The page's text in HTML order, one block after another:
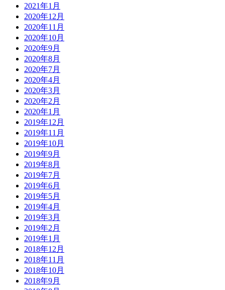
2021年1月
2020年12月
2020年11月
2020年10月
2020年9月
2020年8月
2020年7月
2020年4月
2020年3月
2020年2月
2020年1月
2019年12月
2019年11月
2019年10月
2019年9月
2019年8月
2019年7月
2019年6月
2019年5月
2019年4月
2019年3月
2019年2月
2019年1月
2018年12月
2018年11月
2018年10月
2018年9月